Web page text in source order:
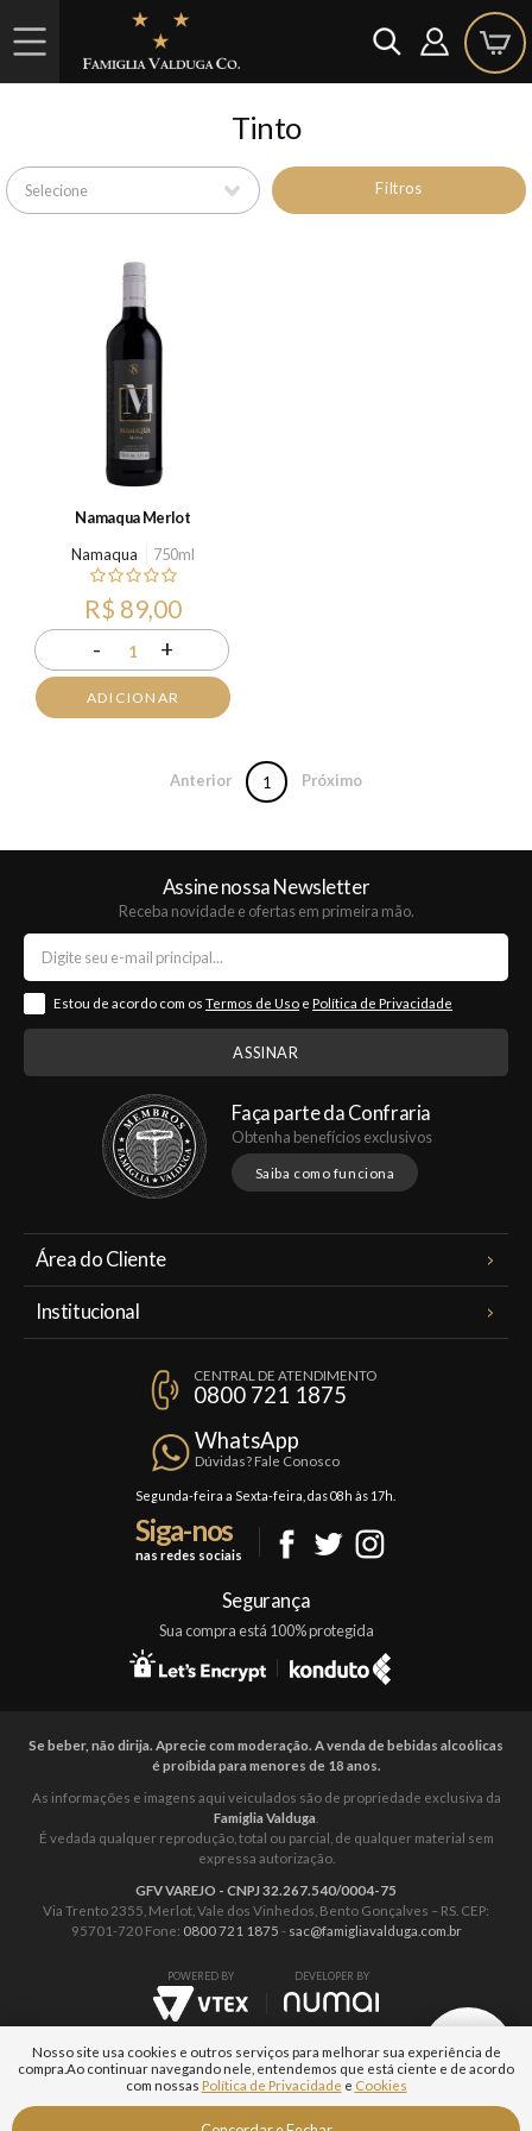
Tinto
Filtros
Namaqua Merlot
Namaqua
750ml
R$ 89,00
- 1 +
ADICIONAR
Anterior 1 Próximo
Assine nossa Newsletter
Receba novidade e ofertas em primeira mão.
Estou de acordo com os Termos de Uso e Política de Privacidade
Faça parte da Confraria
Obtenha benefícios exclusivos
Saiba como funciona
Área do Cliente
Institucional
Política de Privacidade
Trocas e Devoluções
Formas de Pagamento
CENTRAL DE ATENDIMENTO
0800 721 1875
WhatsApp
Dúvidas? Fale Conosco
Segunda-feira a Sexta-feira, das 08h às 17h.
Siga-nos
nas redes sociais
Segurança
Sua compra está 100% protegida
Se beber, não dirija. Aprecie com moderação. A venda de bebidas alcoólicas
é proíbida para menores de 18 anos.
As informações e imagens aqui veiculados são de propriedade exclusiva da
Famiglia Valduga
É vedada qualquer reprodução, total ou parcial, de qualquer material sem
expressa autorização.
GFV VAREJO - CNPJ 32.267.540/0004-75
Via Trento 2355, Merlot, Vale dos Vinhedos, Bento Gonçalves – RS. CEP:
95701-720 Fone: 0800 721 1875 - sac@famigliavalduga.com.br
POWERED BY DEVELOPER BY
Nosso site usa cookies e outros serviços para melhorar sua experiência de
compra. Ao continuar navegando nele, entendemos que está ciente e de acordo
com nossas Política de Privacidade e Cookies